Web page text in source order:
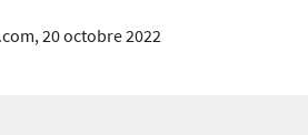
20 octobre 2022